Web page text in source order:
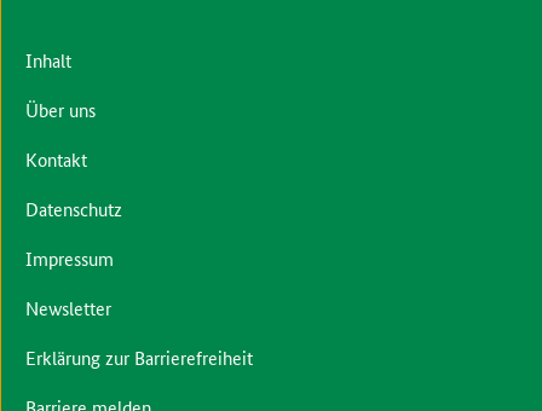
Inhalt
Über uns
Kontakt
Datenschutz
Impressum
Newsletter
Erklärung zur Barrierefreiheit